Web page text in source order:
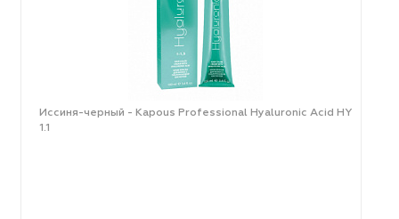
Иссиня-черный - Kapous Professional Hyaluronic Acid HY
1.1